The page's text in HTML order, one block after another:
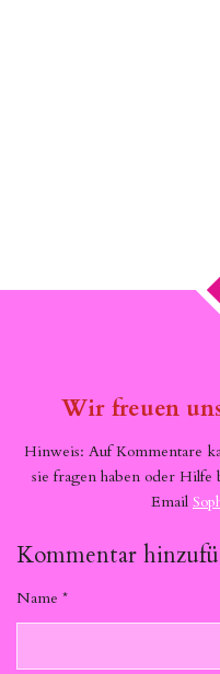
Wir freuen
Hinweis: Auf Kommentare
sie fragen haben oder
Email
Kommentar
Name *